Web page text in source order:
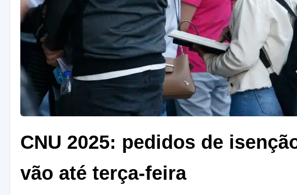
CNU 2025: pedidos de
vão até terça-feira